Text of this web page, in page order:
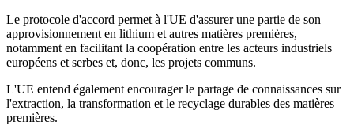
Le protocole d'accord permet à l'UE d'assurer une partie de son
approvisionnement en lithium et autres matières premières,
notamment en facilitant la coopération entre les acteurs industriels
européens et serbes et, donc, les projets communs.
L'UE entend également encourager le partage de connaissances sur
l'extraction, la transformation et le recyclage durables des matières
premières.